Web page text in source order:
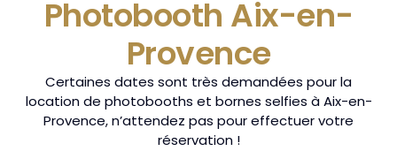
Photobooth Aix-en-
Provence
Certaines dates sont très demandées pour la
location de photobooths et bornes selfies à Aix-en-
Provence, n’attendez pas pour effectuer votre
réservation !